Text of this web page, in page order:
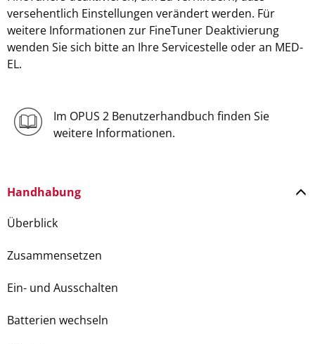
versehentlich Einstellungen verändert werden. Für
weitere Informationen zur FineTuner Deaktivierung
wenden Sie sich bitte an Ihre Servicestelle oder an MED-
EL.
Im OPUS 2 Benutzerhandbuch finden Sie
weitere Informationen.
Handhabung
Überblick
Zusammensetzen
Ein- und Ausschalten
Batterien wechseln